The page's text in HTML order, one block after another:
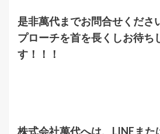
是非萬代までお問合せくださ
プローチを首を長くしお待ち
す！！！
株式会社萬代へは、LINEま